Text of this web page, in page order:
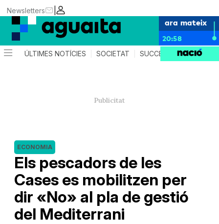
|
Newsletters
ara mateix
20:58
ÚLTIMES NOTÍCIES SOCIETAT SUCCESSOS AGENDA
Els pescadors de les
Cases es mobilitzen per
dir «No» al pla de gestió
del Mediterrani
ECONOMIA